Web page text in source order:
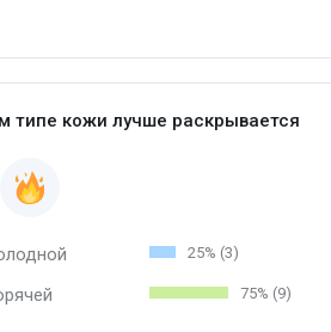
типе кожи лучше раскрывается
25% (3)
75% (9)